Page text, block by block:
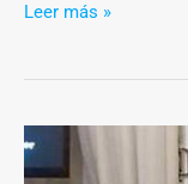
Leer más »
El
asesinato